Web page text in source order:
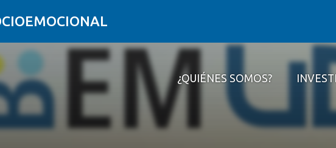
¿QUIÉNES SOMOS?
¿Quiénes somos?